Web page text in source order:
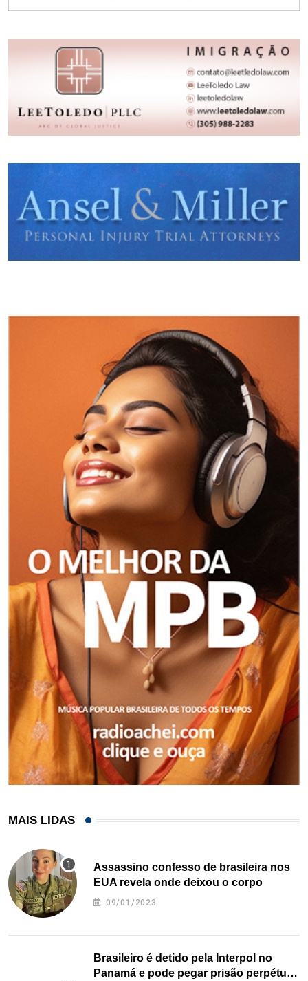
MAIS LIDAS
Assassino confesso de brasileira nos
EUA revela onde deixou o corpo
09/01/2023
Brasileiro é detido pela Interpol no
Panamá e pode pegar prisão perpétua